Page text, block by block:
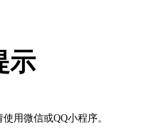
示
用微信或QQ小程序。